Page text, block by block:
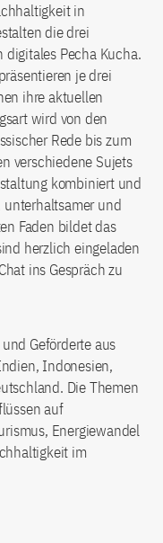
in
die drei
digitales Pecha Kucha.
je drei
ihre aktuellen
wird von den
Rede bis zum
verschiedene Sujets
kombiniert und
und
Faden bildet das
herzlich eingeladen
ins Gespräch zu
Geförderte aus
Indonesien,
Die Themen
auf
Energiewandel
im